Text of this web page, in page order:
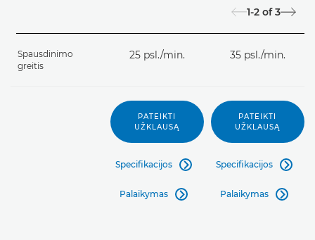
1-2 of 3
Spausdinimo
greitis
25 psl./min. 35 psl./min.
PATEIKTI
UŽKLAUSĄ
Specifikacijos 
Palaikymas 
PATEIKTI
UŽKLAUSĄ
Specifikacijos 
Palaikymas 